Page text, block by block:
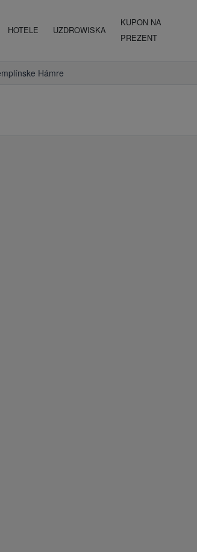
HOTELE UZDROWISKA
KUPON NA
PREZENT
Hámre